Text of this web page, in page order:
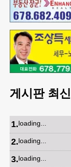
게시판 최
1.loading...
2.loading...
3.loading...